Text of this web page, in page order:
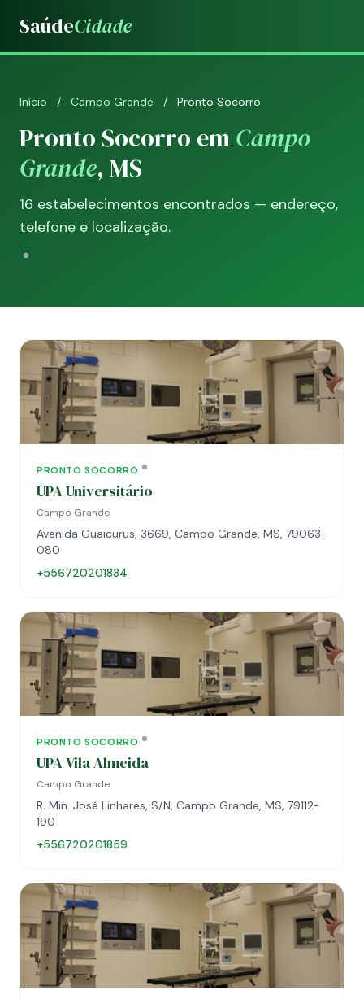
SaúdeCidade
Início / Campo Grande / Pronto Socorro
Pronto Socorro emCampo
Grande, MS
16 estabelecimentos encontrados — endereço,
telefone e localização.
PRONTO SOCORRO
UPA Universitário
Campo Grande
Avenida Guaicurus, 3669, Campo Grande, MS, 79063-
080
+556720201834
PRONTO SOCORRO
UPA Vila Almeida
Campo Grande
R. Min. José Linhares, S/N, Campo Grande, MS, 79112-
190
+556720201859